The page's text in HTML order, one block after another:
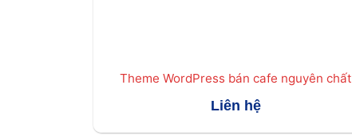
Theme WordPress bán cafe nguyên chất
Liên hệ